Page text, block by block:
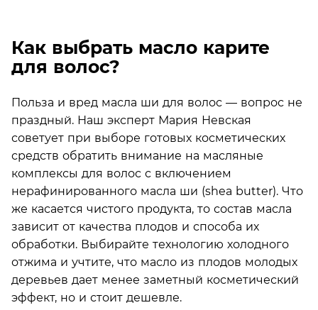
Как выбрать масло карите
для волос?
Польза и вред масла ши для волос — вопрос не
праздный. Наш эксперт Мария Невская
советует при выборе готовых косметических
средств обратить внимание на масляные
комплексы для волос с включением
нерафинированного масла ши (shea butter). Что
же касается чистого продукта, то состав масла
зависит от качества плодов и способа их
обработки. Выбирайте технологию холодного
отжима и учтите, что масло из плодов молодых
деревьев дает менее заметный косметический
эффект, но и стоит дешевле.